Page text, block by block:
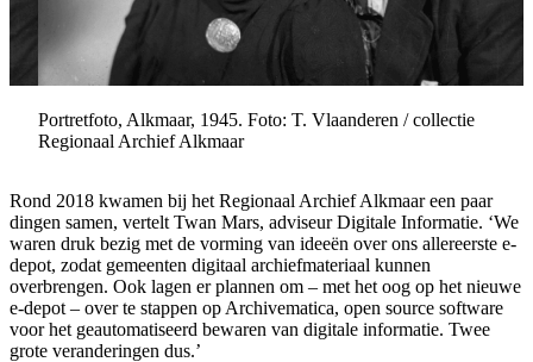
Portretfoto, Alkmaar, 1945. Foto: T. Vlaanderen / collectie
Regionaal Archief Alkmaar
Rond 2018 kwamen bij het Regionaal Archief Alkmaar een paar
dingen samen, vertelt Twan Mars, adviseur Digitale Informatie. ‘We
waren druk bezig met de vorming van ideeën over ons allereerste e-
depot, zodat gemeenten digitaal archiefmateriaal kunnen
overbrengen. Ook lagen er plannen om – met het oog op het nieuwe
e-depot – over te stappen op Archivematica, open source software
voor het geautomatiseerd bewaren van digitale informatie. Twee
grote veranderingen dus.’